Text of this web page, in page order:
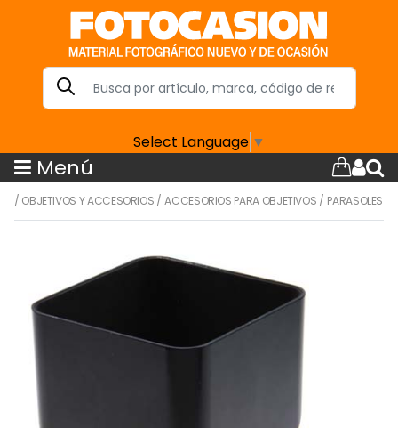
Select Language ▼
Menú
/ OBJETIVOS Y ACCESORIOS /ACCESORIOS PARA OBJETIVOS / PARASOLES